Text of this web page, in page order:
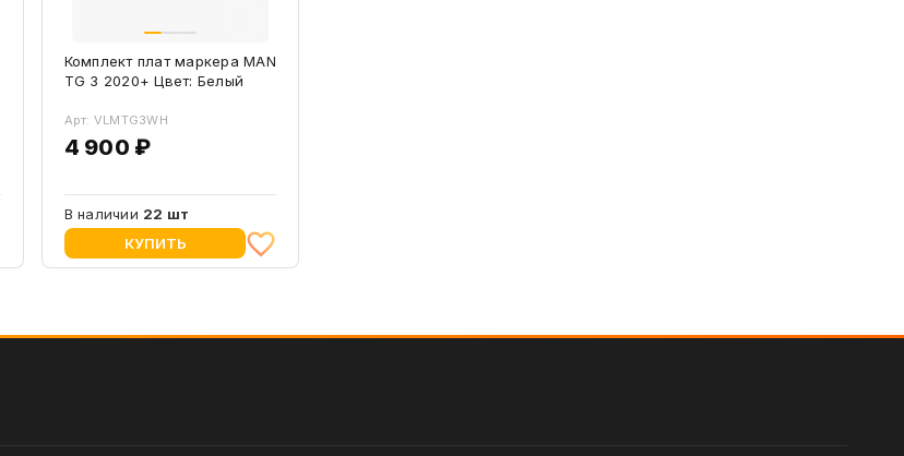
Комплект плат маркера MAN
TG 3 2020+ Цвет: Белый
Арт: VLMTG3WH
4 900 ₽
В наличии 22 шт
КУПИТЬ